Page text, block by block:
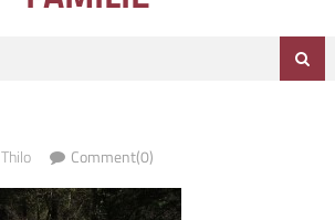
Thilo Comment(0)